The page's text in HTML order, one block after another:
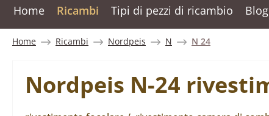
Home Ricambi Tipi di pezzi di ricambio Blog
Home Ricambi Nordpeis N N 24
Nordpeis N-24